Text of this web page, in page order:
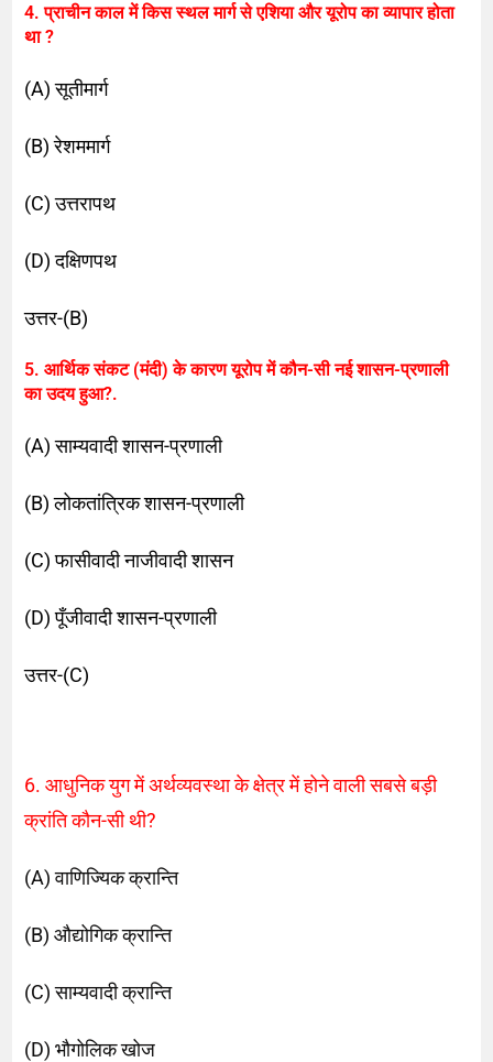
4. प्राचीन काल में किस स्थल मार्ग से एशिया और यूरोप का व्यापार होता
था ?
(A) सूतीमार्ग
(B) रेशममार्ग
(C) उत्तरापथ
(D) दक्षिणपथ
उत्तर-(B)
5. आर्थिक संकट (मंदी) के कारण यूरोप में कौन-सी नई शासन-प्रणाली
का उदय हुआ?.
(A) साम्यवादी शासन-प्रणाली
(B) लोकतांत्रिक शासन-प्रणाली
(C) फासीवादी नाजीवादी शासन
(D) पूँजीवादी शासन-प्रणाली
उत्तर-(C)
6. आधुनिक युग में अर्थव्यवस्था के क्षेत्र में होने वाली सबसे बड़ी
क्रांति कौन-सी थी?
(A) वाणिज्यिक क्रान्ति
(B) औद्योगिक क्रान्ति
(C) साम्यवादी क्रान्ति
(D) भौगोलिक खोज